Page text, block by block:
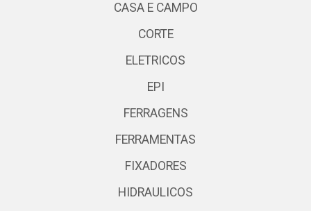
CASA E CAMPO
CORTE
ELETRICOS
EPI
FERRAGENS
FERRAMENTAS
FIXADORES
HIDRAULICOS